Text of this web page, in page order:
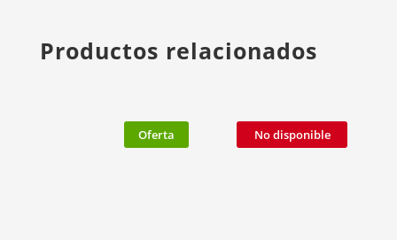
Productos relacionados
Oferta No disponible